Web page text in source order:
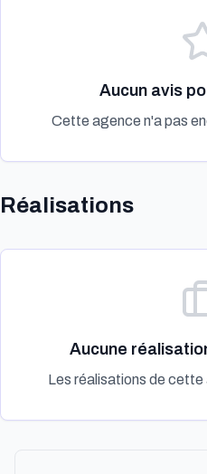
Aucun avis
Cette agence n'a pas
Réalisations
Aucune
Les réalisations de